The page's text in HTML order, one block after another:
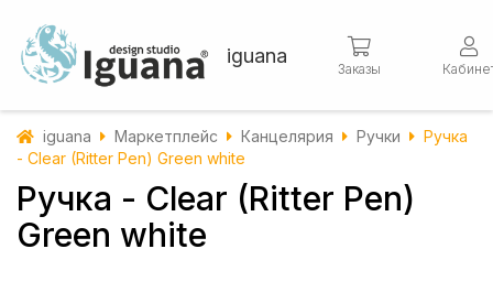
iguana
Заказы
iguana Маркетплейс Канцелярия Ручки
Ручка
- Clear (Ritter Pen) Green white
Ручка - Clear (Ritter Pen)
Green white